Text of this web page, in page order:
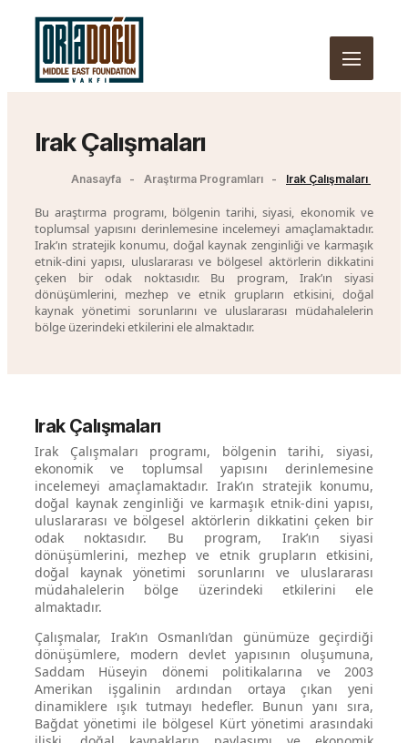
Irak Çalışmaları
Anasayfa Araştırma Programları Irak Çalışmaları
Bu araştırma programı, bölgenin tarihi, siyasi, ekonomik ve
toplumsal yapısını derinlemesine incelemeyi amaçlamaktadır.
Irak’ın stratejik konumu, doğal kaynak zenginliği ve karmaşık
etnik-dini yapısı, uluslararası ve bölgesel aktörlerin dikkatini
çeken bir odak noktasıdır. Bu program, Irak’ın siyasi
dönüşümlerini, mezhep ve etnik grupların etkisini, doğal
kaynak yönetimi sorunlarını ve uluslararası müdahalelerin
bölge üzerindeki etkilerini ele almaktadır.
Irak Çalışmaları
Irak Çalışmaları programı, bölgenin tarihi, siyasi,
ekonomik ve toplumsal yapısını derinlemesine
incelemeyi amaçlamaktadır. Irak’ın stratejik konumu,
doğal kaynak zenginliği ve karmaşık etnik-dini yapısı,
uluslararası ve bölgesel aktörlerin dikkatini çeken bir
odak noktasıdır. Bu program, Irak’ın siyasi
dönüşümlerini, mezhep ve etnik grupların etkisini,
doğal kaynak yönetimi sorunlarını ve uluslararası
müdahalelerin bölge üzerindeki etkilerini ele
almaktadır.
Çalışmalar, Irak’ın Osmanlı’dan günümüze geçirdiği
dönüşümlere, modern devlet yapısının oluşumuna,
Saddam Hüseyin dönemi politikalarına ve 2003
Amerikan işgalinin ardından ortaya çıkan yeni
dinamiklere ışık tutmayı hedefler. Bunun yanı sıra,
Bağdat yönetimi ile bölgesel Kürt yönetimi arasındaki